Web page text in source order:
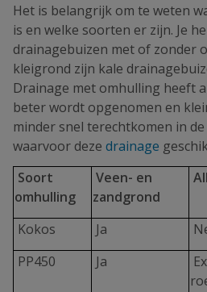
Het is belangrijk om te weten
is en welke soorten er zijn. Je
drainagebuizen met of zonder
kleigrond zijn kale
Drainage met omhulling heeft
beter wordt opgenomen en
minder snel terechtkomen in
waarvoor deze drainage
Soort
omhulling
Veen- en
zandgrond
Kokos Ja
PP450
Ja